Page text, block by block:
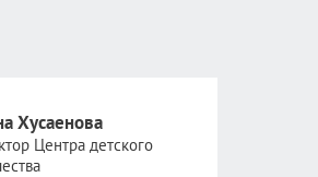
Хусаенова
Центра детского